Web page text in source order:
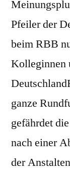
Pfeiler der
beim RBB
Kolleginnen
ganze
gefährdet
nach einer
der